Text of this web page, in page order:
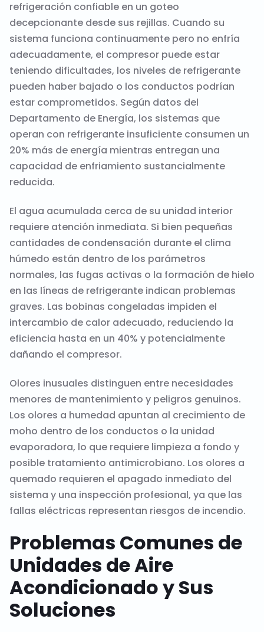
refrigeración confiable en un goteo
decepcionante desde sus rejillas. Cuando su
sistema funciona continuamente pero no enfría
adecuadamente, el compresor puede estar
teniendo dificultades, los niveles de refrigerante
pueden haber bajado o los conductos podrían
estar comprometidos. Según datos del
Departamento de Energía, los sistemas que
operan con refrigerante insuficiente consumen un
20% más de energía mientras entregan una
capacidad de enfriamiento sustancialmente
reducida.
El agua acumulada cerca de su unidad interior
requiere atención inmediata. Si bien pequeñas
cantidades de condensación durante el clima
húmedo están dentro de los parámetros
normales, las fugas activas o la formación de hielo
en las líneas de refrigerante indican problemas
graves. Las bobinas congeladas impiden el
intercambio de calor adecuado, reduciendo la
eficiencia hasta en un 40% y potencialmente
dañando el compresor.
Olores inusuales distinguen entre necesidades
menores de mantenimiento y peligros genuinos.
Los olores a humedad apuntan al crecimiento de
moho dentro de los conductos o la unidad
evaporadora, lo que requiere limpieza a fondo y
posible tratamiento antimicrobiano. Los olores a
quemado requieren el apagado inmediato del
sistema y una inspección profesional, ya que las
fallas eléctricas representan riesgos de incendio.
Problemas Comunes de
Unidades de Aire
Acondicionado y Sus
Soluciones